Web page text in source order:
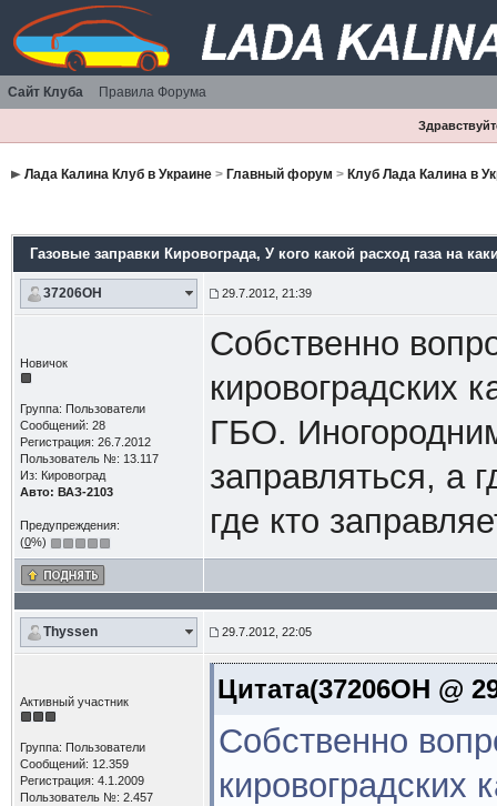
Сайт Клуба Правила Форума
Лада Калина Клуб в Украине> Главный форум > Клуб Лада Калина в
Газовые заправки Кировограда, У кого какой расход газа на
37206OH 29.7.2012, 21:39
Новичок
Группа: Пользователи
Сообщений: 28
Регистрация: 26.7.2012
Пользователь №: 13.117
Из: Кировоград
Авто: ВАЗ-2103
Предупреждения:
(0%)
Собственно
кировоградских
ГБО.
заправляться, а
где кто
Thyssen 29.7.2012, 22:05
Активный участник
Группа: Пользователи
Сообщений: 12.359
Регистрация: 4.1.2009
Пользователь №: 2.457
Цитата(37206OH @
Собственно
кировоградских